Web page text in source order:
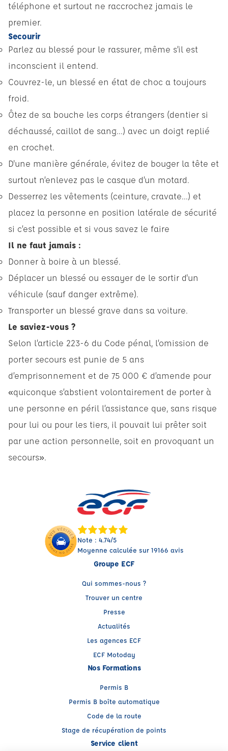
téléphone et surtout ne raccrochez jamais le
premier.
Secourir
Parlez au blessé pour le rassurer, même s’il est
inconscient il entend.
Couvrez-le, un blessé en état de choc a toujours
froid.
Ôtez de sa bouche les corps étrangers (dentier si
déchaussé, caillot de sang...) avec un doigt replié
en crochet.
D'une manière générale, évitez de bouger la tête et
surtout n’enlevez pas le casque d’un motard.
Desserrez les vêtements (ceinture, cravate...) et
placez la personne en position latérale de sécurité
si c’est possible et si vous savez le faire
Il ne faut jamais :
Donner à boire à un blessé.
Déplacer un blessé ou essayer de le sortir d'un
véhicule (sauf danger extrême).
Transporter un blessé grave dans sa voiture.
Le saviez-vous ?
Selon l’article 223-6 du Code pénal, l’omission de
porter secours est punie de 5 ans
d’emprisonnement et de 75 000 € d’amende pour
«quiconque s’abstient volontairement de porter à
une personne en péril l’assistance que, sans risque
pour lui ou pour les tiers, il pouvait lui prêter soit
par une action personnelle, soit en provoquant un
secours».
Note : 4.74/5
Moyenne calculée sur 19166 avis
Groupe ECF
Qui sommes-nous ?
Trouver un centre
Presse
Actualités
Les agences ECF
ECF Motoday
Nos Formations
Permis B
Permis B boîte automatique
Code de la route
Stage de récupération de points
Service client